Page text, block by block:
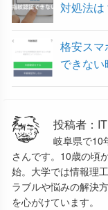
対処法
格安ス
できな
投稿者：
岐阜県で10
さんです。10歳の頃
始。大学では情報理
ラブルや悩みの解決
を心がけています。